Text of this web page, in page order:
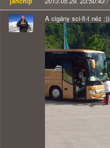
A cigány sci-fi-t néz :))